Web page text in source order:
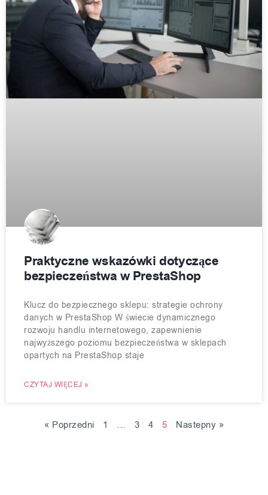
Praktyczne wskazówki dotyczące
bezpieczeństwa w PrestaShop
Klucz do bezpiecznego sklepu: strategie ochrony
danych w PrestaShop W świecie dynamicznego
rozwoju handlu internetowego, zapewnienie
najwyższego poziomu bezpieczeństwa w sklepach
opartych na PrestaShop staje
CZYTAJ WIĘCEJ »
« Poprzedni 1 … 3 4 5 Nastepny »